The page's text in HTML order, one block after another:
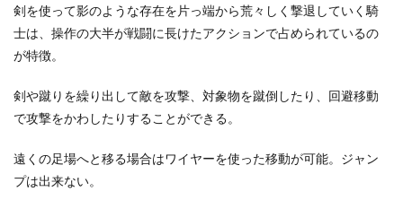
剣を使って影のような存在を片っ端から荒々しく撃退していく騎
士は、操作の大半が戦闘に長けたアクションで占められているの
が特徴。
剣や蹴りを繰り出して敵を攻撃、対象物を蹴倒したり、回避移動
で攻撃をかわしたりすることができる。
遠くの足場へと移る場合はワイヤーを使った移動が可能。ジャン
プは出来ない。